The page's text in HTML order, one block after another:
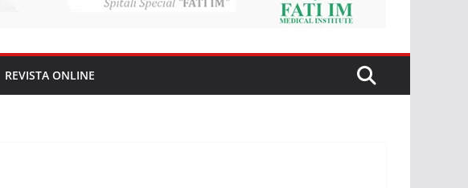
REVISTA ONLINE